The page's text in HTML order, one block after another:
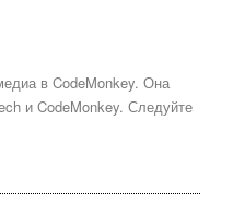
в CodeMonkey. Она
и CodeMonkey. Следуйте